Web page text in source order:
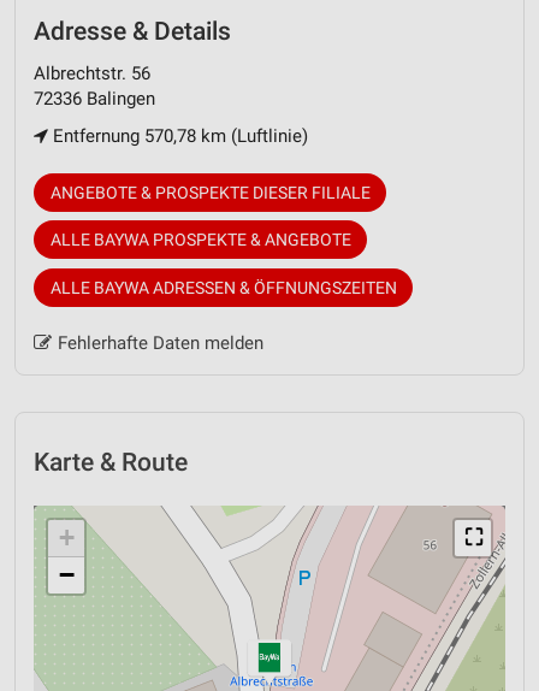
Adresse & Details
Albrechtstr. 56
72336 Balingen
Entfernung 570,78 km (Luftlinie)
ANGEBOTE & PROSPEKTE DIESER FILIALE
ALLE BAYWA PROSPEKTE & ANGEBOTE
ALLE BAYWA ADRESSEN & ÖFFNUNGSZEITEN
Fehlerhafte Daten melden
Karte & Route
⛶
+
−